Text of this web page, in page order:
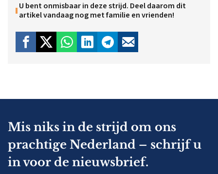
U bent onmisbaar in deze strijd. Deel daarom dit
artikel vandaag nog met familie en vrienden!
Mis niks in de strijd om ons
prachtige Nederland – schrijf u
in voor de nieuwsbrief.